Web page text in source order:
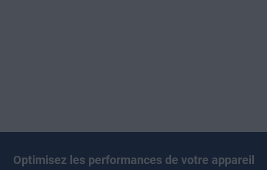
Optimisez les performances de votre appareil